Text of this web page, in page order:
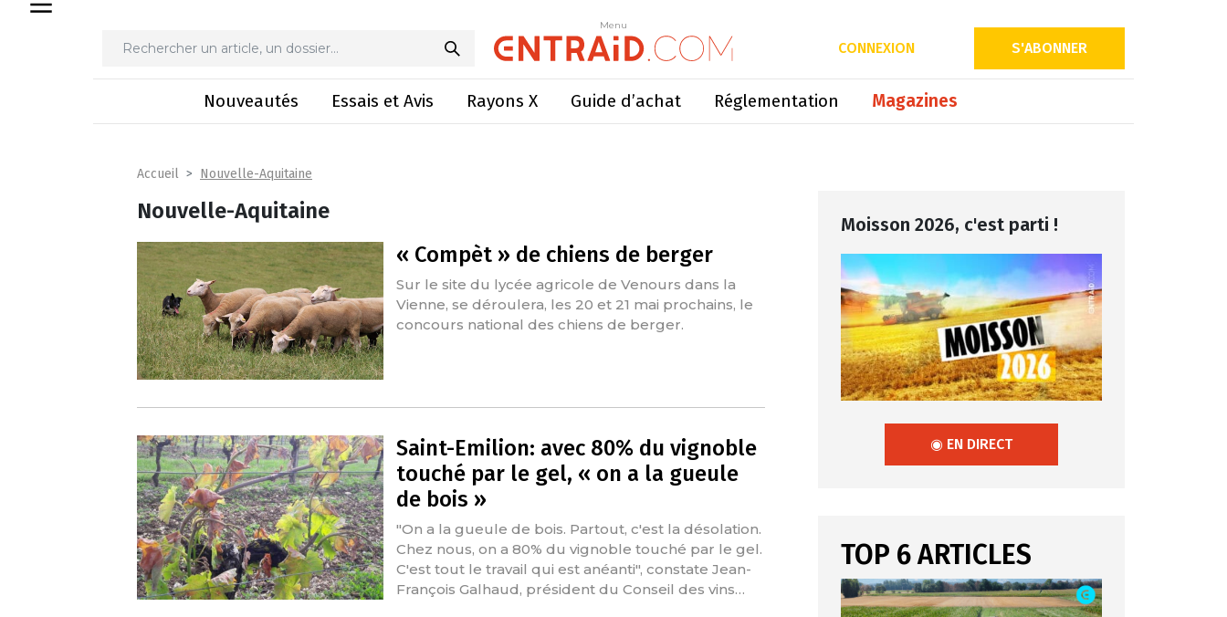
Menu
CONNEXION S'ABONNER
Nouveautés Essais et Avis Rayons X Guide d’achat Réglementation Magazines
Accueil Nouvelle-Aquitaine
Nouvelle-Aquitaine
« Compèt » de chiens de berger
Sur le site du lycée agricole de Venours dans la
Vienne, se déroulera, les 20 et 21 mai prochains, le
concours national des chiens de berger.
Saint-Emilion: avec 80% du vignoble
touché par le gel, « on a la gueule
de bois »
"On a la gueule de bois. Partout, c'est la désolation.
Chez nous, on a 80% du vignoble touché par le gel.
C'est tout le travail qui est anéanti", constate Jean-
François Galhaud, président du Conseil des vins…
Moisson 2026, c'est parti !
◉ EN DIRECT
TOP 6 ARTICLES